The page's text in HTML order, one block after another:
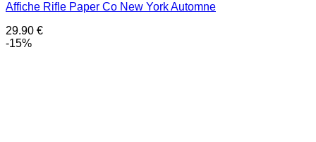
Affiche Rifle Paper Co New York Automne
29.90 €
-15%